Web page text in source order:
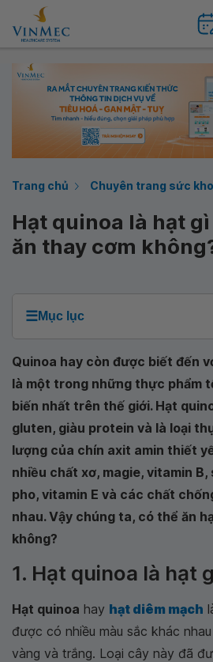
Trang chủ Chuyên trang sức
Hạt quinoa là hạt
ăn thay cơm
☰Mục lục
Quinoa hay còn được biết đến
là một trong những thực phẩm
biến nhất trên thế giới. Hạt
gluten, giàu protein và là loại
lượng của chín axit amin thiết
nhiều chất xơ, magie, vitamin
pho, vitamin E và các chất
nhau. Vậy chúng ta, có thể ăn
không?
1. Hạt quinoa là hạt
Hạt quinoa hay hạt diêm mạch
được có nhiều màu sắc khác
vàng và trắng. Loại cây này đã